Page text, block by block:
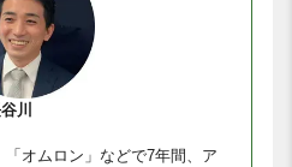
川
オムロン」などで7年間、ア